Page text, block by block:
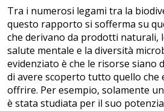
Tra i numerosi legami tra la
questo rapporto si sofferma su
che derivano da prodotti naturali,
salute mentale e la diversità
evidenziato è che le risorse siano
di avere scoperto tutto quello che
offrire. Per esempio, solamente
è stata studiata per il suo